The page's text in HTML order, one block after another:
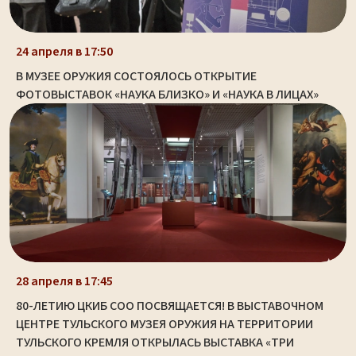
24 апреля в 17:50
В МУЗЕЕ ОРУЖИЯ СОСТОЯЛОСЬ ОТКРЫТИЕ
ФОТОВЫСТАВОК «НАУКА БЛИЗКО» И «НАУКА В ЛИЦАХ»
28 апреля в 17:45
80-ЛЕТИЮ ЦКИБ СОО ПОСВЯЩАЕТСЯ! В ВЫСТАВОЧНОМ
ЦЕНТРЕ ТУЛЬСКОГО МУЗЕЯ ОРУЖИЯ НА ТЕРРИТОРИИ
ТУЛЬСКОГО КРЕМЛЯ ОТКРЫЛАСЬ ВЫСТАВКА «ТРИ